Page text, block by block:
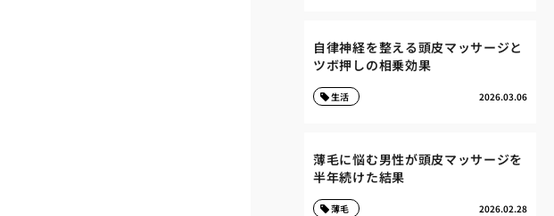
自律神経を整える頭皮マッサージと
ツボ押しの相乗効果
2026.03.06
生活
薄毛に悩む男性が頭皮マッサージを
半年続けた結果
2026.02.28
薄毛